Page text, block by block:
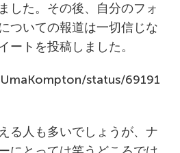
した。その後、自分のフォ
ついての報道は一切信じな
ートを投稿しました。
status/69191
る人も多いでしょうが、ナ